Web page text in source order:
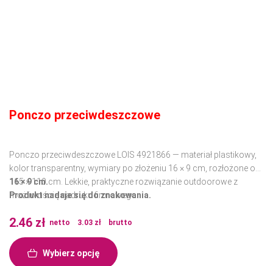
Ponczo przeciwdeszczowe
Ponczo przeciwdeszczowe LOIS 4921866 — materiał plastikowy,
kolor transparentny, wymiary po złożeniu 16 × 9 cm, rozłożone ok.
115 × 110 cm. Lekkie, praktyczne rozwiązanie outdoorowe z
możliwością nadruku firmowego.
16 × 9 cm.
Produkt nadaje się do znakowania.
2.46 zł netto 3.03 zł brutto
Wybierz opcję